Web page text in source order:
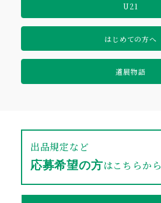
U21
はじめての方へ
道展物語
出品規定など
応募希望の方はこちらから